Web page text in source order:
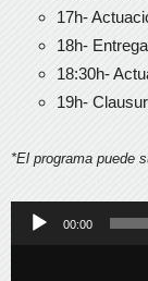
17h-
18h-
18:30h-
19h-
*El programa puede
Reproductor
00:00